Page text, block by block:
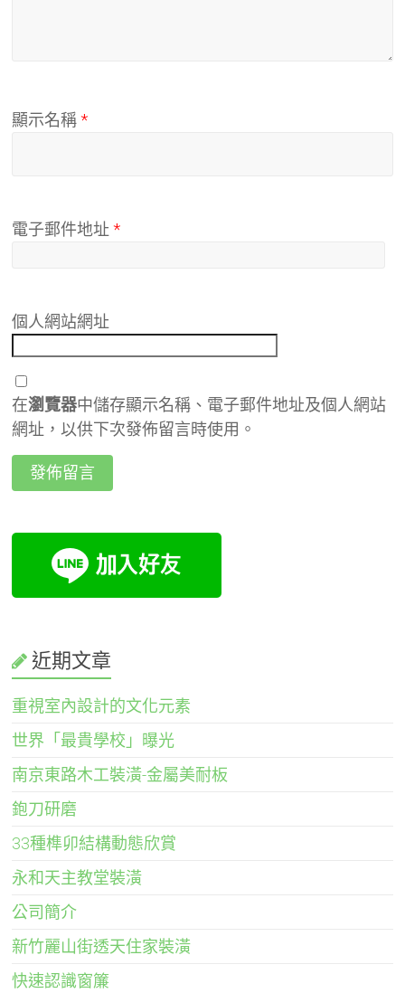
顯示名稱*
電子郵件地址*
個人網站網址
在瀏覽器中儲存顯示名稱、電子郵件地址及個人網站
網址，以供下次發佈留言時使用。
近期文章
重視室內設計的文化元素
世界「最貴學校」曝光
南京東路木工裝潢-金屬美耐板
鉋刀研磨
33種榫卯結構動態欣賞
永和天主教堂裝潢
公司簡介
新竹麗山街透天住家裝潢
快速認識窗簾